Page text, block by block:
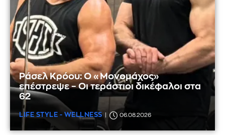
Ράσελ Κρόου: Ο «Μονομάχος»
επέστρεψε – Οι τεράστιοι δικέφαλοι στα
62
LIFE STYLE - WELLNESS 06.08.2026